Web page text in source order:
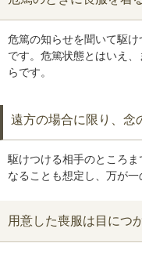
危篤の知らせを聞いて駆
です。危篤状態とはいえ
らです。
遠方の場合に限り、念
駆けつける相手のところ
なることも想定し、万が一
用意した喪服は目につ